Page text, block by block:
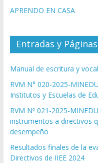
APRENDO EN CASA
Entradas y
Manual de escritura y
RVM N° 020-2025-
Institutos y Escuelas de
RVM Nº 021-2025-
instrumentos a directivos
desempeño
Resultados finales de la
Directivos de IIEE 2024